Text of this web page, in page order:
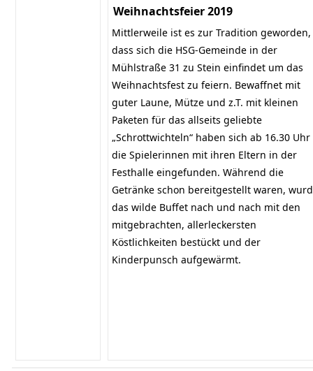
Weihnachtsfeier 2019
Mittlerweile ist es zur Tradition geworden,
dass sich die HSG-Gemeinde in der
Mühlstraße 31 zu Stein einfindet um das
Weihnachtsfest zu feiern. Bewaffnet mit
guter Laune, Mütze und z.T. mit kleinen
Paketen für das allseits geliebte
„Schrottwichteln“ haben sich ab 16.30 Uhr
die Spielerinnen mit ihren Eltern in der
Festhalle eingefunden. Während die
Getränke schon bereitgestellt waren,
das wilde Buffet nach und nach mit den
mitgebrachten, allerleckersten
Köstlichkeiten bestückt und der
Kinderpunsch aufgewärmt.